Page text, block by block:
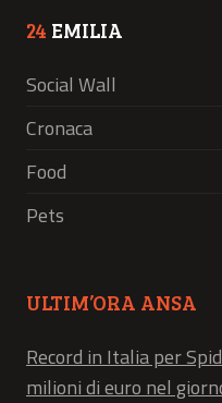
24 EMILIA
Social Wall
Cronaca
Food
Pets
ULTIM’ORA ANSA
Record in Italia per
milioni di euro nel